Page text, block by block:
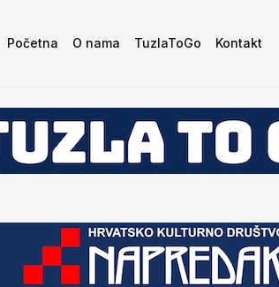
Početna O nama TuzlaToGo Kontakt